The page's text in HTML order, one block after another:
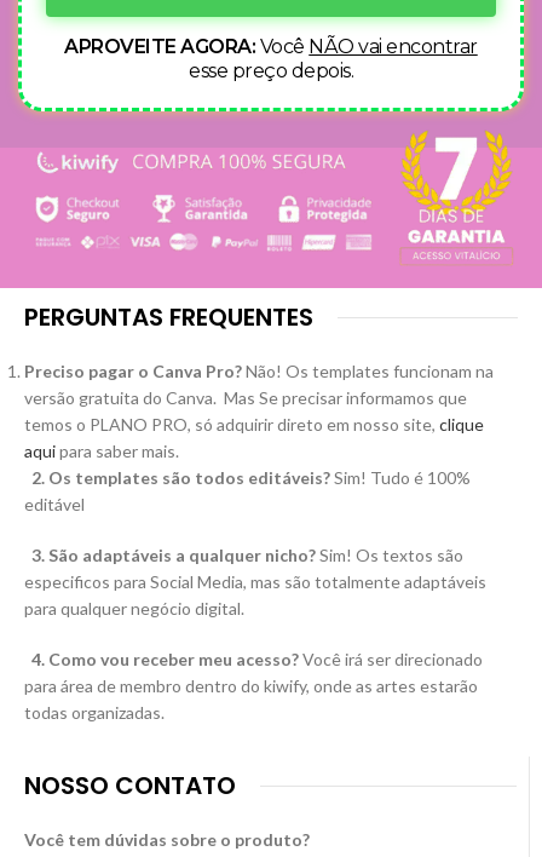
APROVEITE AGORA: Você NÃO vai encontrar
esse preço depois.
PERGUNTAS FREQUENTES
Preciso pagar o Canva Pro?Não! Os templates funcionam na
versão gratuita do Canva. Mas Se precisar informamos que
temos o PLANO PRO, só adquirir direto em nosso site, clique
aquipara saber mais.
2. Os templates são todos editáveis?Sim! Tudo é 100%
editável
3. São adaptáveis a qualquer nicho?Sim! Os textos são
especificos para Social Media, mas são totalmente adaptáveis
para qualquer negócio digital.
4. Como vou receber meu acesso?Você irá ser direcionado
para área de membro dentro do kiwify, onde as artes estarão
todas organizadas.
NOSSO CONTATO
Você tem dúvidas sobre o produto?